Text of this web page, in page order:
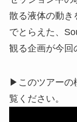
散る液体の動き
でとらえた、
観る企画が今回
▶このツアーの
覧ください。